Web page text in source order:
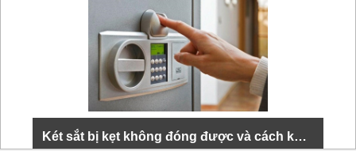
Cố định két sắt xuống sàn là cách được nhiều người
lựa chọn để ngăn kẻ gian đánh cắp tài sản có giá trị.
Để cố định được két sắt...
XEM THÊM
Két sắt bị kẹt không đóng được và cách khắc phục hiệu quả